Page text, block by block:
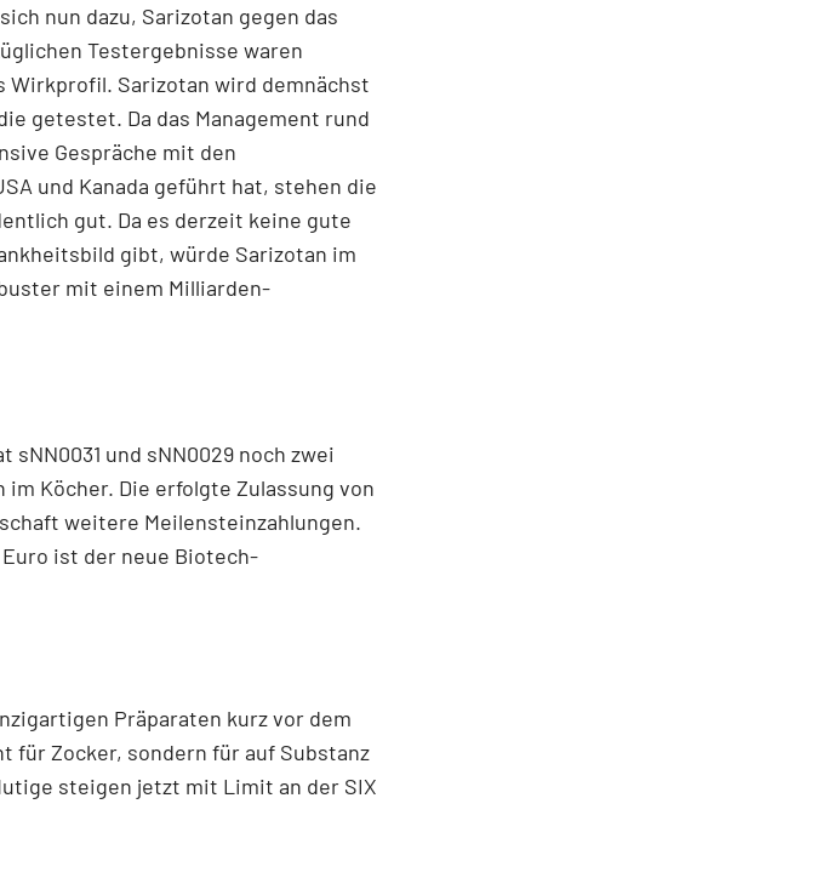
nun dazu, Sarizotan gegen das
Testergebnisse waren
Wirkprofil. Sarizotan wird demnächst
getestet. Da das Management rund
Gespräche mit den
und Kanada geführt hat, stehen die
gut. Da es derzeit keine gute
gibt, würde Sarizotan im
mit einem Milliarden-
und sNN0029 noch zwei
Köcher. Die erfolgte Zulassung von
weitere Meilensteinzahlungen.
ist der neue Biotech-
Präparaten kurz vor dem
für Zocker, sondern für auf Substanz
steigen jetzt mit Limit an der SIX